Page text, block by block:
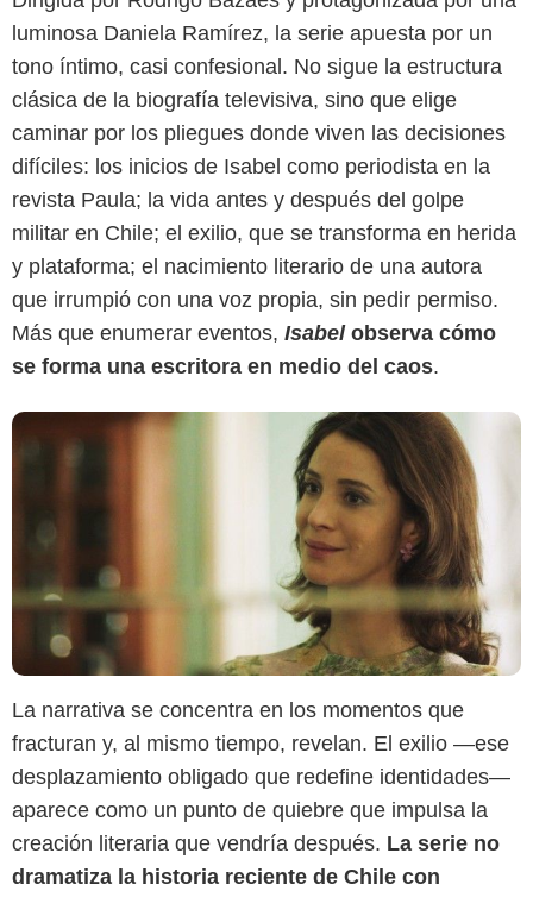
luminosa Daniela Ramírez, la serie apuesta por un
tono íntimo, casi confesional. No sigue la estructura
clásica de la biografía televisiva, sino que elige
caminar por los pliegues donde viven las decisiones
difíciles: los inicios de Isabel como periodista en la
revista Paula; la vida antes y después del golpe
militar en Chile; el exilio, que se transforma en herida
y plataforma; el nacimiento literario de una autora
que irrumpió con una voz propia, sin pedir permiso.
Más que enumerar eventos, Isabel observa cómo
se forma una escritora en medio del caos.
Prime Video
La narrativa se concentra en los momentos que
fracturan y, al mismo tiempo, revelan. El exilio —ese
desplazamiento obligado que redefine identidades—
aparece como un punto de quiebre que impulsa la
creación literaria que vendría después. La serie no
dramatiza la historia reciente de Chile con